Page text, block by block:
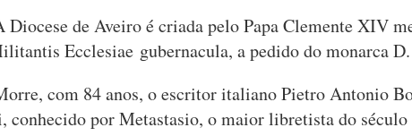
Diocese de Aveiro é criada pelo Papa Clemente XIV
Ecclesiae gubernacula, a pedido do monarca
com 84 anos, o escritor italiano Pietro Antonio
conhecido por Metastasio, o maior libretista do